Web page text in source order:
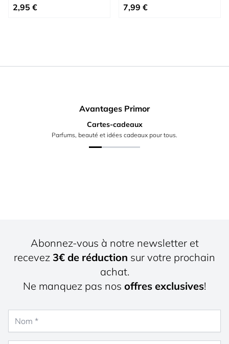
À partir de
2,95 € À partir de
7,99 €
Avantages Primor
Cartes-cadeaux
Parfums, beauté et idées cadeaux pour tous.
Abonnez-vous à notre newsletter et
recevez 3€ de réduction sur votre prochain
achat.
Ne manquez pas nos offres exclusives!